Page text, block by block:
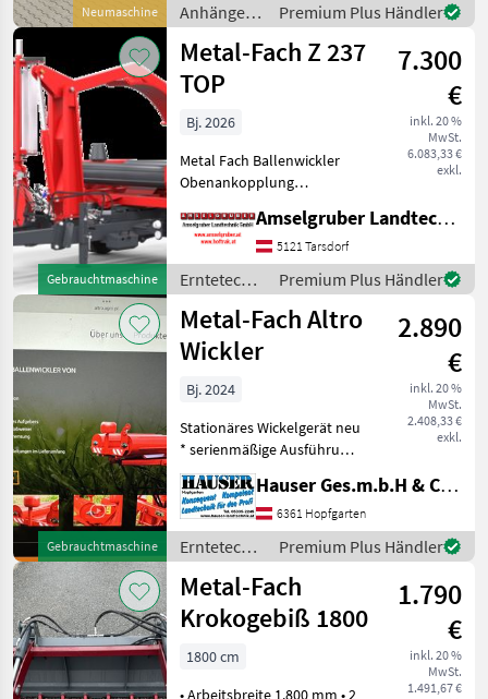
Neumaschine
Anhänger /
Metal-Fach
Premium Plus Händler
Gebrauchtmaschine
Metal-Fach Z 237
TOP
7.300
€
inkl. 20 %
MwSt.
6.083,33 €
exkl.
Bj. 2026
Metal Fach Ballenwickler
Obenankopplung
Umwicklungszähler
Folienabschneider
Mechanische oder
hydraulische Steuerung
Folienvorstreck
Amselgruber Landtechnik GmbH
5121 Tarsdorf
Erntetechnik
Grünland /
Metal-Fach
Premium Plus Händler
Gebrauchtmaschine
Metal-Fach Altro
Wickler
2.890
€
inkl. 20 %
MwSt.
2.408,33 €
exkl.
Bj. 2024
Stationäres Wickelgerät neu
* serienmäßige Ausführung
* 750er Folienvorstrecker *
elektronischer Ballenzähler
* hydraulischer Antrieb *
Abschneidmesser * Gew
Hauser Ges.m.b.H & Co.KG
6361 Hopfgarten
Erntetechnik
Grünland /
Metal-Fach
Premium Plus Händler
Metal-Fach
Krokogebiß 1800
1.790
€
inkl. 20 %
MwSt.
1.491,67 €
1800 cm
• Arbeitsbreite 1.800 mm • 2